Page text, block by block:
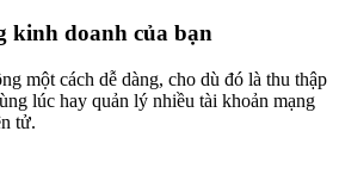
kinh doanh của bạn
một cách dễ dàng, cho dù đó là thu thập
lúc hay quản lý nhiều tài khoản mạng
tử.